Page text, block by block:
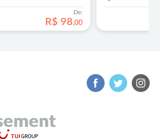
De:
R$ 98,00